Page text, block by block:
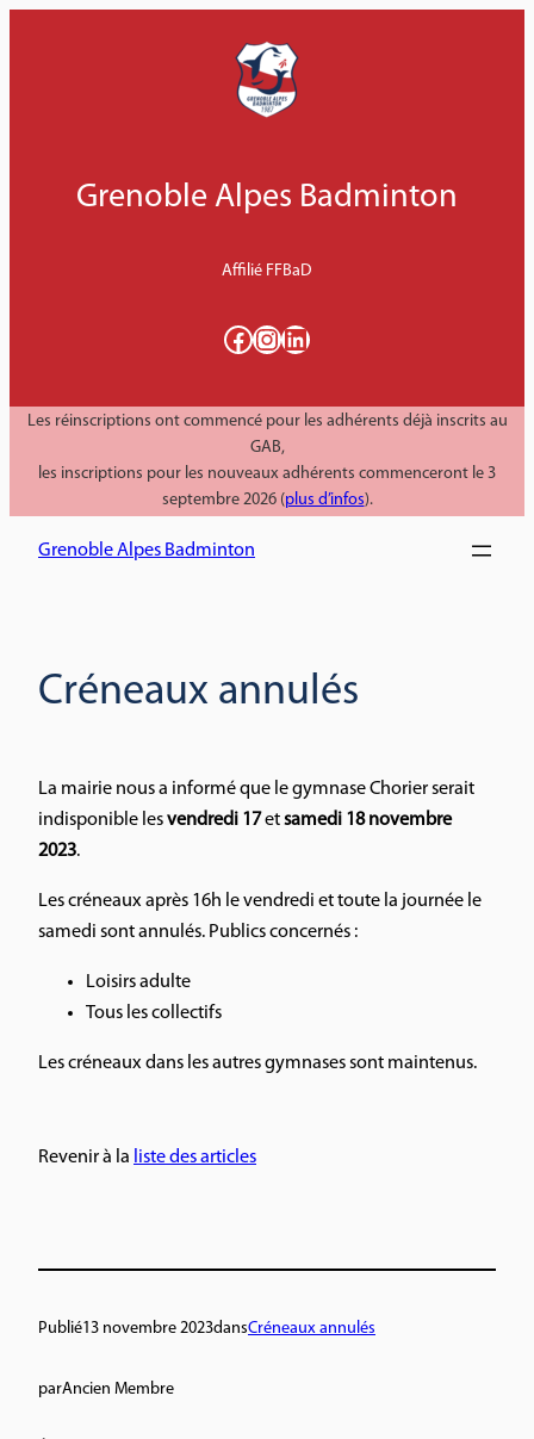
Grenoble Alpes Badminton
Affilié FFBaD
Facebook InstagramLinkedIn
Les réinscriptions ont commencé pour les adhérents déjà inscrits au
GAB,
les inscriptions pour les nouveaux adhérents commenceront le 3
septembre 2026 (plus d’infos).
Grenoble Alpes Badminton
Créneaux annulés
La mairie nous a informé que le gymnase Chorier serait
indisponible lesvendredi 17etsamedi 18 novembre
2023.
Les créneaux après 16h le vendredi et toute la journée le
samedi sont annulés. Publics concernés :
Loisirs adulte
Tous les collectifs
Les créneaux dans les autres gymnases sont maintenus.
Revenir à la liste des articles
Publié13 novembre 2023dansCréneaux annulés
parAncien Membre